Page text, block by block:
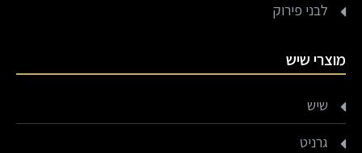
לבני פירוק
מוצרי שיש
שיש
גרניט